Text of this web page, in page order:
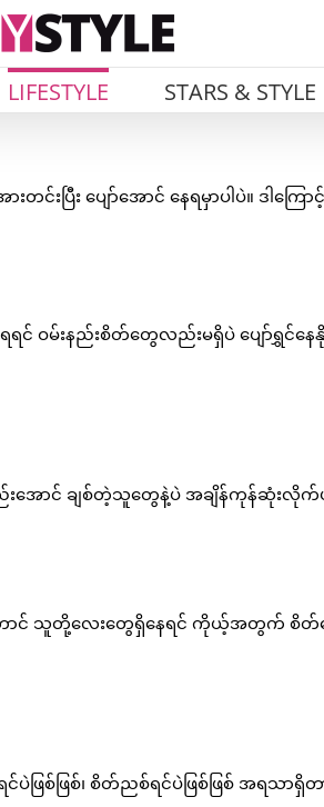
LIFESTYLE STARS & STYLE
းပြီး ပျော်အောင် နေရမှာပါပဲ။ ဒါကြော
င် ဝမ်းနည်းစိတ်တွေလည်းမရှိပဲ ပျော်ရွှင်နေနို
းအောင် ချစ်တဲ့သူတွေနဲ့ပဲ အချိန်ကုန်ဆုံးလိုက်ပ
ာတောင် သူတို့လေးတွေရှိနေရင် ကိုယ့်အတွက် စိတ်ပ
ပဲဖြစ်ဖြစ်၊ စိတ်ညစ်ရင်ပဲဖြစ်ဖြစ် အရသာရှိ